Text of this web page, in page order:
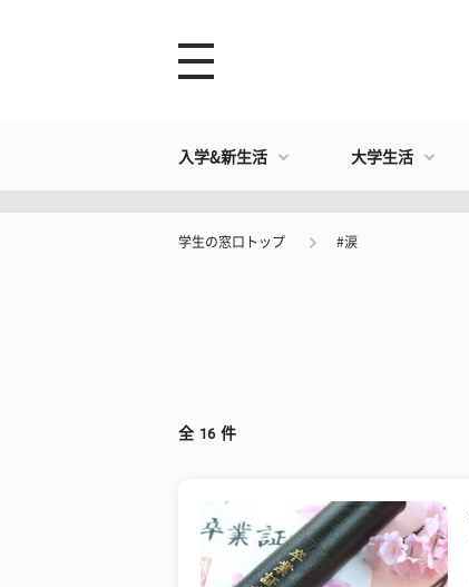
入学&新生活 大学生活
学生の窓口トップ #涙
全 16 件